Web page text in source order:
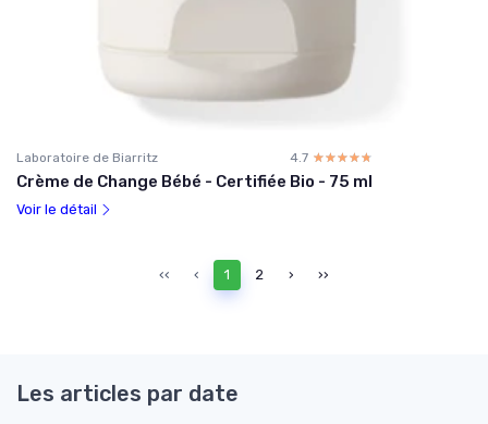
Laboratoire de Biarritz 4.7 ☆☆☆☆☆
★★★★★
Crème de Change Bébé - Certifiée Bio - 75 ml
Voir le détail
‹‹ ‹ 1 2 › ››
Les articles par date